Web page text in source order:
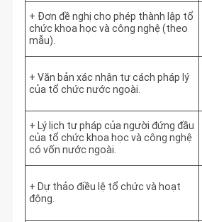
+ Đơn đề nghị cho phép thành lập tổ
chức khoa học và công nghệ (theo
mẫu).
+ Văn bản xác nhận tư cách pháp lý
của tổ chức nước ngoài.
+ Lý lịch tư pháp của người đứng đầu
của tổ chức khoa học và công nghệ
có vốn nước ngoài.
+ Dự thảo điều lệ tổ chức và hoạt
động.